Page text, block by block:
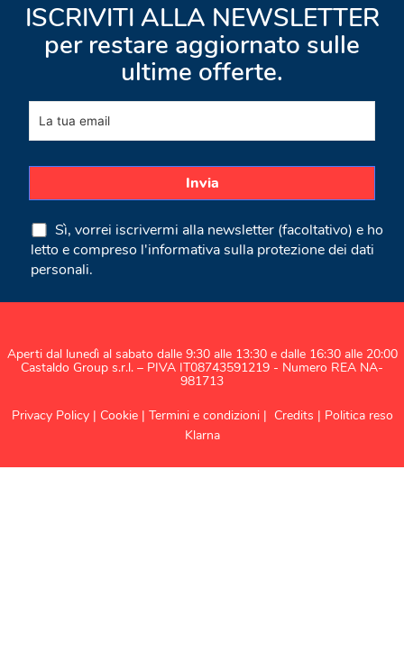
ISCRIVITI ALLA NEWSLETTER
per restare aggiornato sulle
ultime offerte.
Sì, vorrei iscrivermi alla newsletter (facoltativo) e ho
letto e compreso l'informativa sulla protezione dei dati
personali.
Aperti dal lunedì al sabato dalle 9:30 alle 13:30 e dalle 16:30 alle 20:00
Castaldo Group s.r.l. – PIVA IT08743591219 - Numero REA NA-
981713
Privacy Policy| Cookie| Termini e condizioni| Credits | Politica reso
Klarna